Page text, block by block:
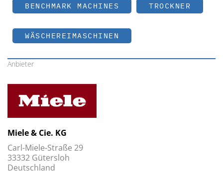
BENCHMARK MACHINES TROCKNER
WÄSCHEREIMASCHINEN
Anbieter
Miele & Cie. KG
Carl-Miele-Straße 29
33332 Gütersloh
Deutschland